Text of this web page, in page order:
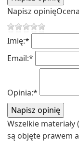
Napisz opinię
Imię:*
Email:*
Opinia:*
Wszelkie
są objęte prawem